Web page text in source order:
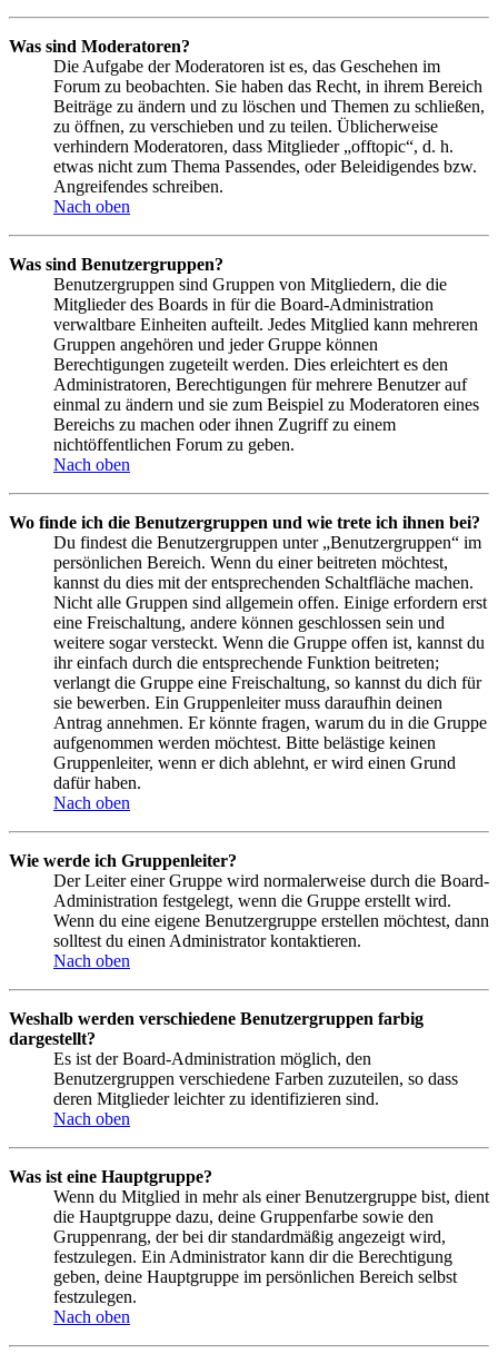
Was sind Moderatoren?
Die Aufgabe der Moderatoren ist es, das Geschehen im
Forum zu beobachten. Sie haben das Recht, in ihrem Bereich
Beiträge zu ändern und zu löschen und Themen zu schließen,
zu öffnen, zu verschieben und zu teilen. Üblicherweise
verhindern Moderatoren, dass Mitglieder „offtopic“, d. h.
etwas nicht zum Thema Passendes, oder Beleidigendes bzw.
Angreifendes schreiben.
Nach oben
Was sind Benutzergruppen?
Benutzergruppen sind Gruppen von Mitgliedern, die die
Mitglieder des Boards in für die Board-Administration
verwaltbare Einheiten aufteilt. Jedes Mitglied kann mehreren
Gruppen angehören und jeder Gruppe können
Berechtigungen zugeteilt werden. Dies erleichtert es den
Administratoren, Berechtigungen für mehrere Benutzer auf
einmal zu ändern und sie zum Beispiel zu Moderatoren eines
Bereichs zu machen oder ihnen Zugriff zu einem
nichtöffentlichen Forum zu geben.
Nach oben
Wo finde ich die Benutzergruppen und wie trete ich ihnen bei?
Du findest die Benutzergruppen unter „Benutzergruppen“ im
persönlichen Bereich. Wenn du einer beitreten möchtest,
kannst du dies mit der entsprechenden Schaltfläche machen.
Nicht alle Gruppen sind allgemein offen. Einige erfordern erst
eine Freischaltung, andere können geschlossen sein und
weitere sogar versteckt. Wenn die Gruppe offen ist, kannst du
ihr einfach durch die entsprechende Funktion beitreten;
verlangt die Gruppe eine Freischaltung, so kannst du dich für
sie bewerben. Ein Gruppenleiter muss daraufhin deinen
Antrag annehmen. Er könnte fragen, warum du in die Gruppe
aufgenommen werden möchtest. Bitte belästige keinen
Gruppenleiter, wenn er dich ablehnt, er wird einen Grund
dafür haben.
Nach oben
Wie werde ich Gruppenleiter?
Der Leiter einer Gruppe wird normalerweise durch die Board-
Administration festgelegt, wenn die Gruppe erstellt wird.
Wenn du eine eigene Benutzergruppe erstellen möchtest, dann
solltest du einen Administrator kontaktieren.
Nach oben
Weshalb werden verschiedene Benutzergruppen farbig
dargestellt?
Es ist der Board-Administration möglich, den
Benutzergruppen verschiedene Farben zuzuteilen, so dass
deren Mitglieder leichter zu identifizieren sind.
Nach oben
Was ist eine Hauptgruppe?
Wenn du Mitglied in mehr als einer Benutzergruppe bist, dient
die Hauptgruppe dazu, deine Gruppenfarbe sowie den
Gruppenrang, der bei dir standardmäßig angezeigt wird,
festzulegen. Ein Administrator kann dir die Berechtigung
geben, deine Hauptgruppe im persönlichen Bereich selbst
festzulegen.
Nach oben